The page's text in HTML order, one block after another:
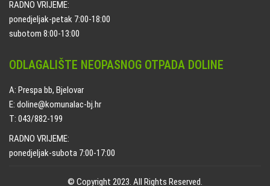
RADNO VRIJEME:
ponedjeljak-petak 7:00-18:00
subotom 8:00-13:00
ODLAGALIŠTE NEOPASNOG OTPADA DOLINE
A: Prespa bb, Bjelovar
E: doline@komunalac-bj.hr
T: 043/882-199
RADNO VRIJEME:
ponedjeljak-subota 7:00-17:00
© Copyright 2023. All Rights Reserved.